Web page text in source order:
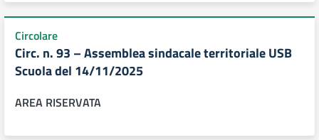
Circolare
Circ. n. 93 – Assemblea sindacale territoriale USB
Scuola del 14/11/2025
AREA RISERVATA